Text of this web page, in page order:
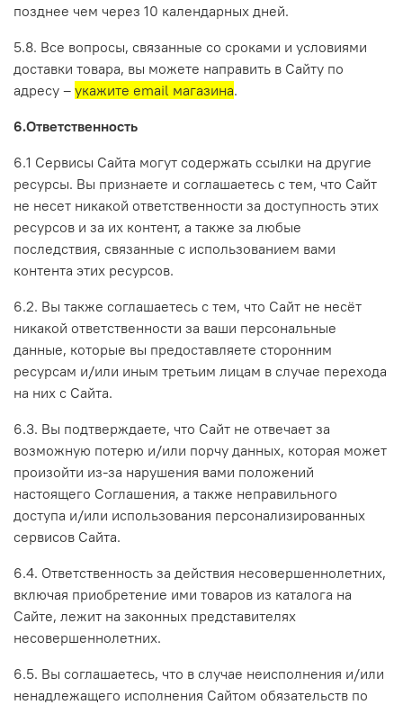
позднее чем через 10 календарных дней.
5.8. Все вопросы, связанные со сроками и условиями
доставки товара, вы можете направить в Сайту по
адресу – укажите email магазина.
6.Ответственность
6.1 Сервисы Сайта могут содержать ссылки на другие
ресурсы. Вы признаете и соглашаетесь с тем, что Сайт
не несет никакой ответственности за доступность этих
ресурсов и за их контент, а также за любые
последствия, связанные с использованием вами
контента этих ресурсов.
6.2. Вы также соглашаетесь с тем, что Сайт не несёт
никакой ответственности за ваши персональные
данные, которые вы предоставляете сторонним
ресурсам и/или иным третьим лицам в случае перехода
на них с Сайта.
6.3. Вы подтверждаете, что Сайт не отвечает за
возможную потерю и/или порчу данных, которая может
произойти из-за нарушения вами положений
настоящего Соглашения, а также неправильного
доступа и/или использования персонализированных
сервисов Сайта.
6.4. Ответственность за действия несовершеннолетних,
включая приобретение ими товаров из каталога на
Сайте, лежит на законных представителях
несовершеннолетних.
6.5. Вы соглашаетесь, что в случае неисполнения и/или
ненадлежащего исполнения Сайтом обязательств по